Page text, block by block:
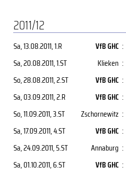
2011/12
Sa, 13.08.2011, 1.R VfB GHC :
Sa, 20.08.2011, 1.ST Klieken :
So, 28.08.2011, 2.ST VfB GHC :
Sa, 03.09.2011, 2.R VfB GHC :
So, 11.09.2011, 3.ST Zschornewitz :
Sa, 17.09.2011, 4.ST VfB GHC :
Sa, 24.09.2011, 5.ST Annaburg :
Sa, 01.10.2011, 6.ST VfB GHC :